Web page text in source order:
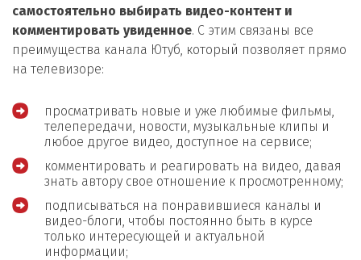
самостоятельно выбирать видео-контент и
комментировать увиденное. С этим связаны все
преимущества канала Ютуб, который позволяет прямо
на телевизоре:
просматривать новые и уже любимые фильмы,
телепередачи, новости, музыкальные клипы и
любое другое видео, доступное на сервисе;
комментировать и реагировать на видео, давая
знать автору свое отношение к просмотренному;
подписываться на понравившиеся каналы и
видео-блоги, чтобы постоянно быть в курсе
только интересующей и актуальной
информации;